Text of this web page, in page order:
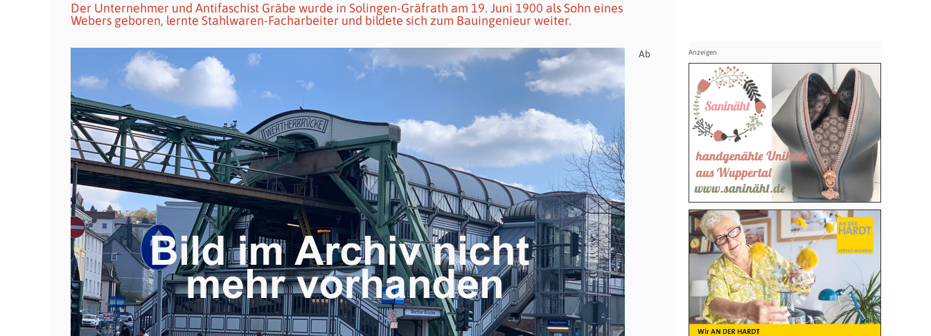
Der Unternehmer und Antifaschist Gräbe wurde in Solingen-Gräfrath am 19. Juni 1900 als Sohn eines
Webers geboren, lernte Stahlwaren-Facharbeiter und bildete sich zum Bauingenieur weiter.
Ab